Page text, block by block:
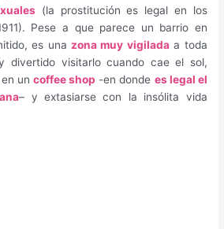
(la prostitución es legal en los
Pese a que parece un barrio en
es una zona muy vigiladaa toda
divertido visitarlo cuando cae el sol,
un coffee shop -en donde es legal el
– y extasiarse con la insólita vida